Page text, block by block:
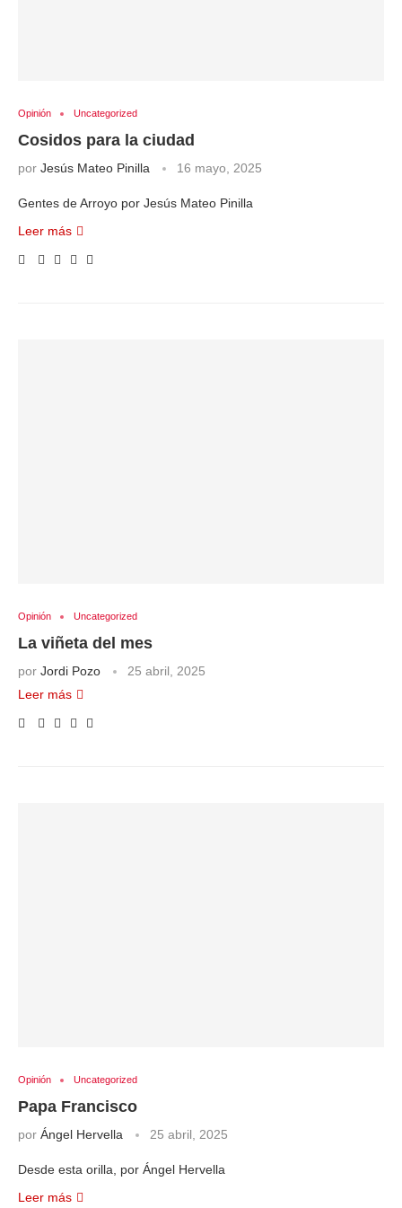
Opinión Uncategorized
Cosidos para la ciudad
por Jesús Mateo Pinilla 16 mayo, 2025
Gentes de Arroyo por Jesús Mateo Pinilla
Leer más
Opinión Uncategorized
La viñeta del mes
por Jordi Pozo
25 abril, 2025
Leer más
Opinión Uncategorized
Papa Francisco
por Ángel Hervella 25 abril, 2025
Desde esta orilla, por Ángel Hervella
Leer más